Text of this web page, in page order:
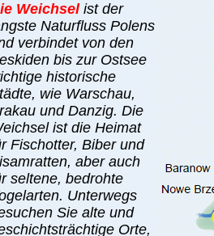
Weichselist der
Naturfluss Polens
verbindet von den
bis zur Ostsee
historische
wie Warschau,
und Danzig. Die
ist die Heimat
Fischotter, Biber und
aber auch
seltene, bedrohte
Unterwegs
Sie alte und
Orte,